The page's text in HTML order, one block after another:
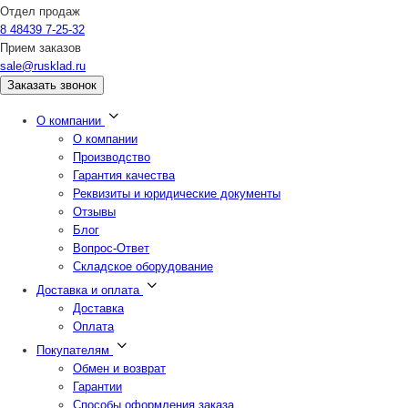
Отдел продаж
8 48439 7-25-32
Прием заказов
sale@rusklad.ru
Заказать звонок
О компании
О компании
Производство
Гарантия качества
Реквизиты и юридические документы
Отзывы
Блог
Вопрос-Ответ
Складское оборудование
Доставка и оплата
Доставка
Оплата
Покупателям
Обмен и возврат
Гарантии
Способы оформления заказа